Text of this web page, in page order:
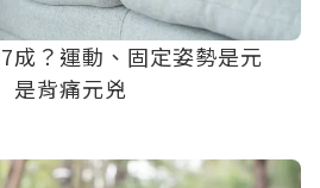
成？運動、固定姿勢是元
是背痛元兇